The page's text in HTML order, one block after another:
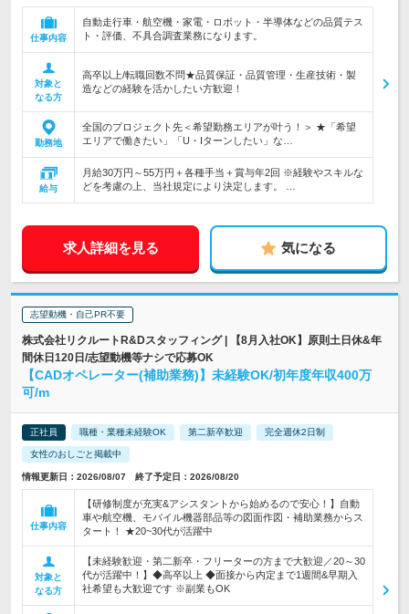
仕事内容
自動走行車・航空機・家電・ロボット・半導体などの品質テス
ト・評価、不具合調査業務になります。
対象と
なる方
高卒以上/転職回数不問★品質保証・品質管理・生産技術・製
造などの経験を活かしたい方歓迎！
勤務地
全国のプロジェクト先＜希望勤務エリアが叶う！＞ ★「希望
エリアで働きたい」「U・Iターンしたい」な…
給与
月給30万円～55万円＋各種手当＋賞与年2回 ※経験やスキルな
どを考慮の上、当社規定により決定します。 …
求人詳細を見る 気になる
志望動機・自己PR不要
株式会社リクルートR&Dスタッフィング | 【8月入社OK】原則土日休&年
間休日120日/志望動機等ナシで応募OK
【CADオペレーター(補助業務)】未経験OK/初年度年収400万
可/m
正社員 職種・業種未経験OK 第二新卒歓迎 完全週休2日制
女性のおしごと掲載中
情報更新日：2026/08/07 終了予定日：2026/08/20
仕事内容
【研修制度が充実&アシスタントから始めるので安心！】自動
車や航空機、モバイル機器部品等の図面作図・補助業務からス
タート！ ★20~30代が活躍中
対象と
なる方
【未経験歓迎・第二新卒・フリーターの方まで大歓迎／20～30
代が活躍中！】◆高卒以上 ◆面接から内定まで1週間&早期入
社希望も大歓迎です ※副業もOK